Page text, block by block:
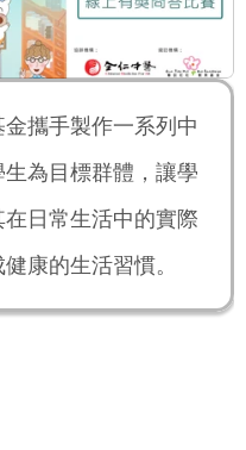
攜手製作一系列中
為目標群體，讓學
日常生活中的實際
康的生活習慣。